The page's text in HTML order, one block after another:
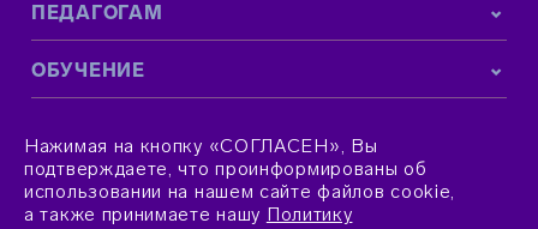
ПЕДАГОГАМ
ОБУЧЕНИЕ
Нажимая на кнопку «СОГЛАСЕН», Вы
подтверждаете, что проинформированы об
использовании на нашем сайте файлов cookie,
а также принимаете нашу Политику